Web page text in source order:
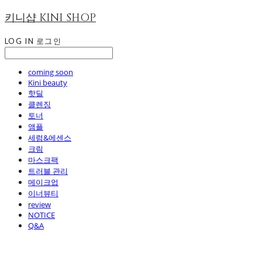
키니샵 KINI SHOP
LOG IN 로그인
coming soon
Kini beauty
핫딜
클렌징
토너
앰플
세럼&에센스
크림
마스크팩
트러블 관리
메이크업
이너뷰티
review
NOTICE
Q&A